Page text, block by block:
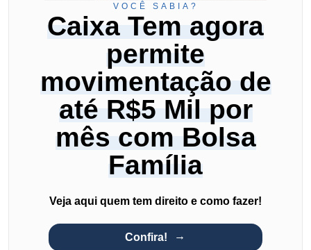
VOCÊ SABIA?
Caixa Tem agora
permite
movimentação de
até R$5 Mil por
mês com Bolsa
Família
Veja aqui quem tem direito e como fazer!
Confira!